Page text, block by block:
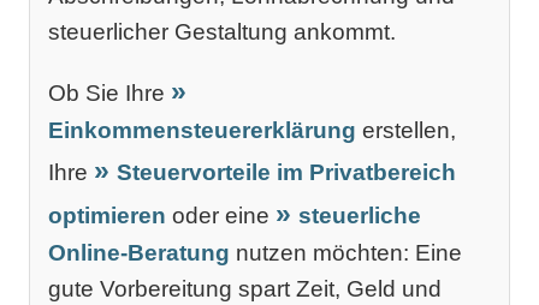
steuerlicher Gestaltung ankommt.
Ob Sie Ihre
Einkommensteuererklärung erstellen,
Ihre
Steuervorteile im Privatbereich
optimieren oder eine
steuerliche
Online-Beratung nutzen möchten: Eine
gute Vorbereitung spart Zeit, Geld und